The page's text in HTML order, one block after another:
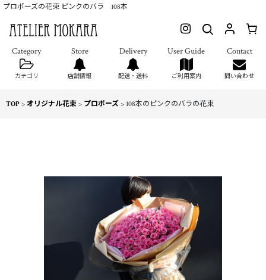
プロポーズの花束 ピンクのバラ 108本
カテゴリ 店舗情報 配送・送料 ご利用案内 問い合わせ
TOP > オリジナル花束 > プロポーズ > 108本のピンクのバラの花束